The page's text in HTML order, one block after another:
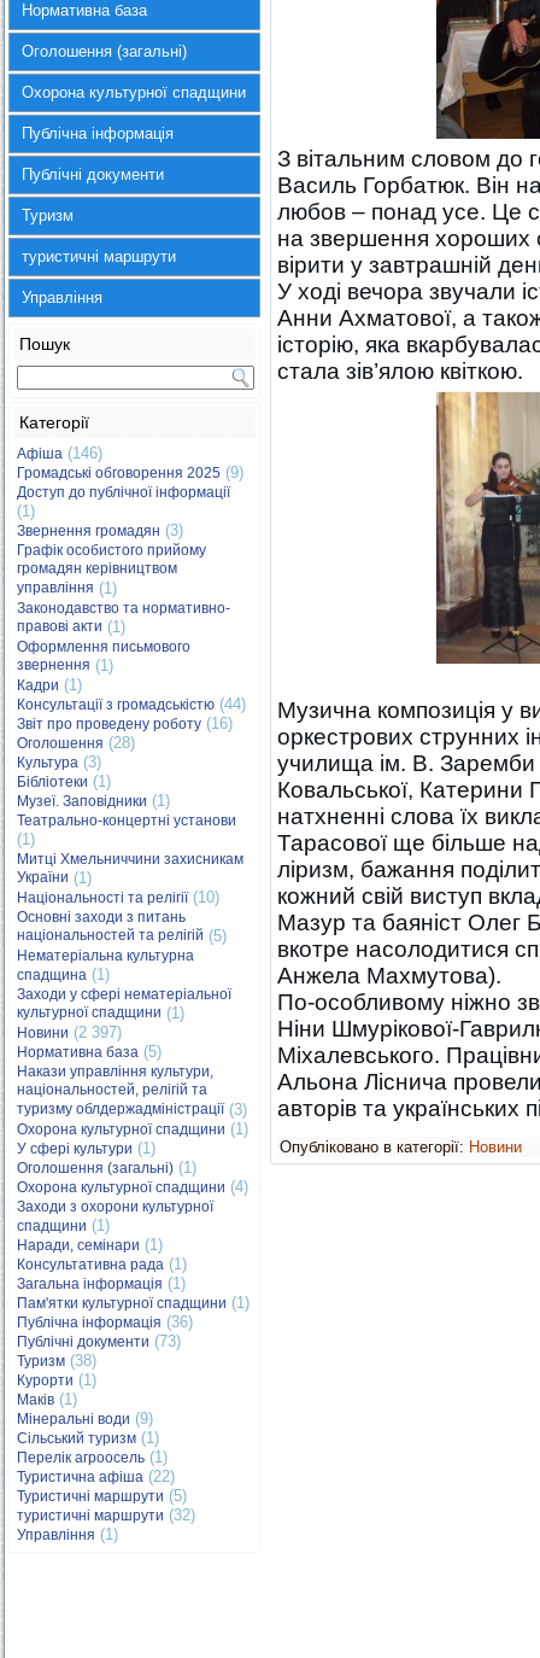
Нормативна база
Оголошення (загальні)
Охорона культурної спадщини
Публічна інформація
Публічні документи
Туризм
туристичні маршрути
Управління
Пошук
Категорії
Афіша (146)
Громадські обговорення 2025 (9)
Доступ до публічної інформації
(1)
Звернення громадян (3)
Графік особистого прийому
громадян керівництвом
управління (1)
Законодавство та нормативно-
правові акти (1)
Оформлення письмового
звернення (1)
Кадри (1)
Консультації з громадськістю (44)
Звіт про проведену роботу (16)
Оголошення (28)
Культура (3)
Бібліотеки (1)
Музеї. Заповідники (1)
Театрально-концертні установи
(1)
Митці Хмельниччини захисникам
України (1)
Національності та релігії(10)
Основні заходи з питань
національностей та релігій (5)
Нематеріальна культурна
спадщина (1)
Заходи у сфері нематеріальної
культурної спадщини (1)
Новини (2 397)
Нормативна база (5)
Накази управління культури,
національностей, релігій та
туризму облдержадміністрації(3)
Охорона культурної спадщини (1)
У сфері культури (1)
Оголошення (загальні) (1)
Охорона культурної спадщини (4)
Заходи з охорони культурної
спадщини (1)
Наради, семінари (1)
Консультативна рада (1)
Загальна інформація (1)
Пам'ятки культурної спадщини (1)
Публічна інформація (36)
Публічні документи (73)
Туризм (38)
Курорти (1)
Маків (1)
Мінеральні води (9)
Сільський туризм (1)
Перелік агроосель (1)
Туристична афіша (22)
Туристичні маршрути (5)
туристичні маршрути (32)
Управління (1)
З вітальним словом до
Василь Горбатюк. Він
любов – понад усе. Це
на звершення хороших
вірити у завтрашній
У ході вечора звучали
Анни Ахматової, а
історію, яка
стала зів’ялою квіткою.
Музична композиція у
оркестрових струнних
училища ім. В. Заремби
Ковальської, Катерини
натхненні слова їх
Тарасової ще більше
ліризм, бажання
кожний свій виступ
Мазур та баяніст Олег
вкотре насолодитися
Анжела Махмутова).
По-особливому ніжно
Ніни Шмурікової-
Міхалевського.
Альона Ліснича
авторів та українських
Опубліковано в категорії: Новини